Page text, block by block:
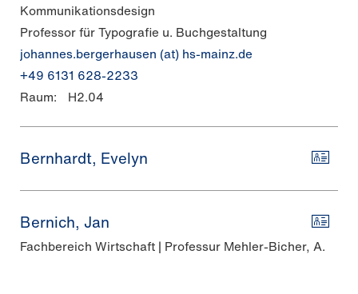
Kommunikationsdesign
Professor für Typografie u. Buchgestaltung
johannes.bergerhausen (at) hs-mainz.de
+49 6131 628-2233
Raum:
H2.04
Bernhardt, Evelyn
Bernich, Jan
Fachbereich Wirtschaft | Professur Mehler-Bicher, A.